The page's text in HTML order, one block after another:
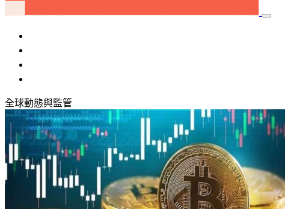
全球動態與監管